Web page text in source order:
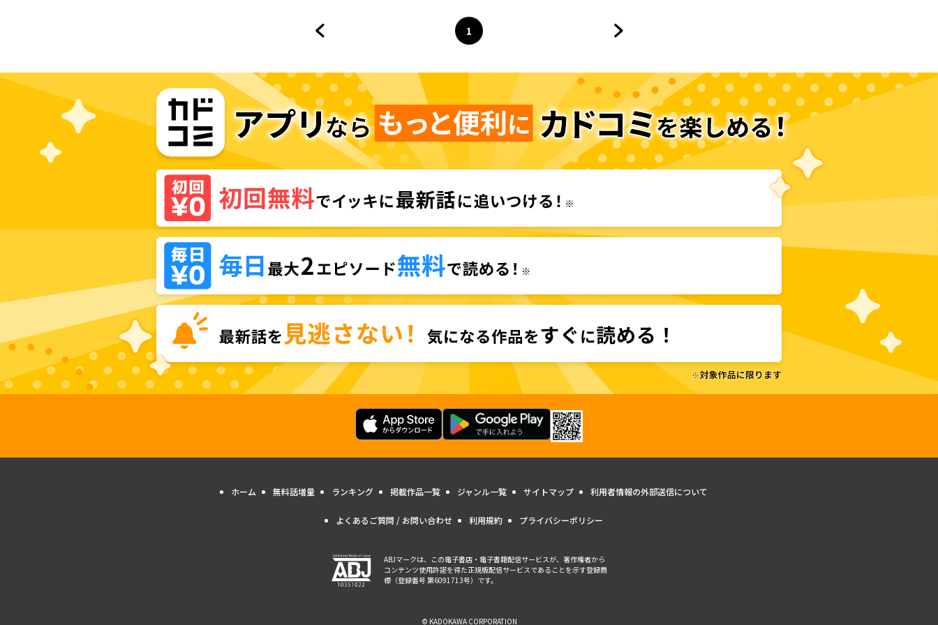
ページ
1
へ
ホーム 無料話増量 ランキング 掲載作品一覧 ジャンル一覧 サイトマップ 利用者情報の外部送信について
よくあるご質問 / お問い合わせ 利用規約 プライバシーポリシー
ABJマークは、この電子書店・電子書籍配信サービスが、著作権者から
コンテンツ使用許諾を得た正規版配信サービスであることを示す登録商
標（登録番号 第6091713号）です。
© KADOKAWA CORPORATION